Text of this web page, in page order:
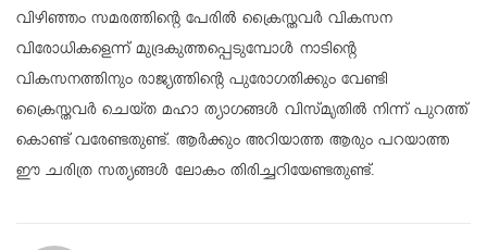
വിഴിഞ്ഞം സമരത്തിന്റെ പേരില്‍ ക്രൈസ്തവര്‍ വികസന
വിരോധികളെന്ന് മുദ്രകുത്തപ്പെടുമ്പോള്‍ നാടിന്റെ
വികസനത്തിനും രാജ്യത്തിന്റെ പുരോഗതിക്കും വേണ്ടി
ക്രൈസ്തവര്‍ ചെയ്ത മഹാ ത്യാഗങ്ങള്‍ വിസ്മൃതില്‍ നിന്ന് പുറത്ത്
കൊണ്ട് വരേണ്ടതുണ്ട്. ആര്‍ക്കും അറിയാത്ത ആരും പറയാത്ത
ഈ ചരിത്ര സത്യങ്ങള്‍ ലോകം തിരിച്ചറിയേണ്ടതുണ്ട്.